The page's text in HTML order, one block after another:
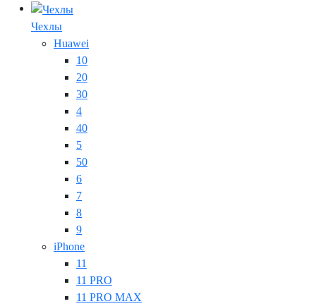
Чехлы
Huawei
10
20
30
4
40
5
50
6
7
8
9
iPhone
11
11 PRO
11 PRO MAX